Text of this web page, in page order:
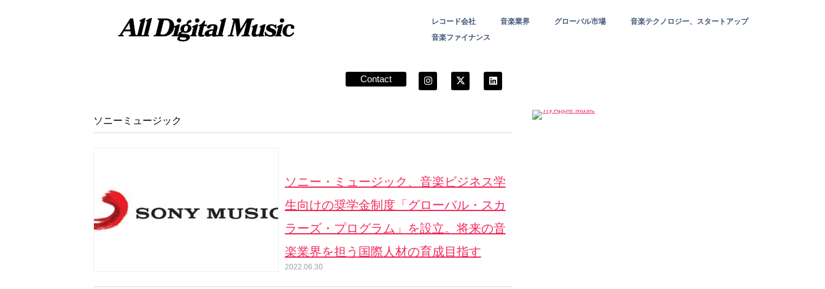
レコード会社 音楽業界 グローバル市場
音楽テクノロジー、スタートアップ
音楽ファイナンス
Contact
ソニーミュージック
ソニー・ミュージック、音楽ビジネス学
生向けの奨学金制度「グローバル・スカ
ラーズ・プログラム」を設立。将来の音
楽業界を担う国際人材の育成目指す
2022.06.30